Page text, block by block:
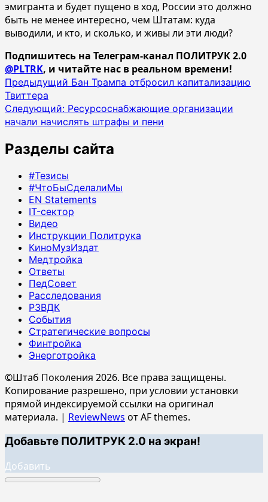
эмигранта и будет пущено в ход, России это должно
быть не менее интересно, чем Штатам: куда
выводили, и кто, и сколько, и живы ли эти люди?
Подпишитесь на Телеграм-канал ПОЛИТРУК 2.0
@PLTRK, и читайте нас в реальном времени!
Навигация
записи
Предыдущий Бан Трампа отбросил капитализацию
Твиттера
Следующий: Ресурсоснабжающие организации
начали начислять штрафы и пени
Разделы сайта
#Тезисы
#ЧтоБыСделалиМы
EN Statements
IT-сектор
Видео
Инструкции Политрука
КиноМузИздат
Медтройка
Ответы
ПедСовет
Расследования
РЗВДК
События
Стратегические вопросы
Финтройка
Энерготройка
©Штаб Поколения 2026. Все права защищены.
Копирование разрешено, при условии установки
прямой индексируемой ссылки на оригинал
материала. | ReviewNews от AF themes.
Добавьте ПОЛИТРУК 2.0 на экран!
Добавить